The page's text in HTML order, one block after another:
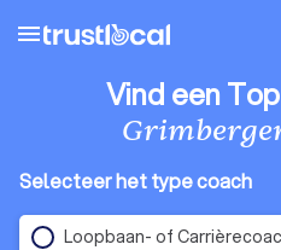
menu
Vind een
Selecteer het type coach
Loopbaan- of